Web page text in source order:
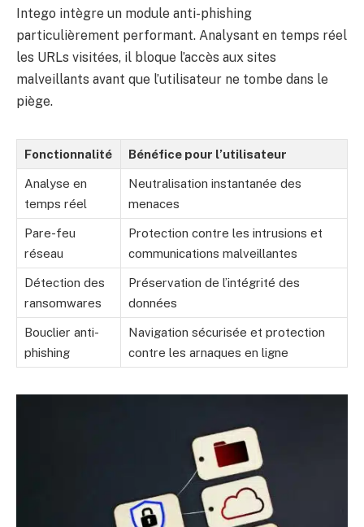
Intego intègre un module anti-phishing
particulièrement performant. Analysant en temps réel
les URLs visitées, il bloque l’accès aux sites
malveillants avant que l’utilisateur ne tombe dans le
piège.
Fonctionnalité Bénéfice pour l’utilisateur
Analyse en
temps réel
Neutralisation instantanée des
menaces
Pare-feu
réseau
Protection contre les intrusions et
communications malveillantes
Détection des
ransomwares
Préservation de l’intégrité des
données
Bouclier anti-
phishing
Navigation sécurisée et protection
contre les arnaques en ligne